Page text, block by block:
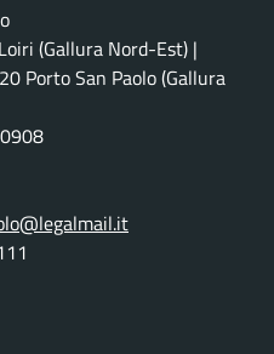
(Gallura Nord-Est) |
Porto San Paolo (Gallura